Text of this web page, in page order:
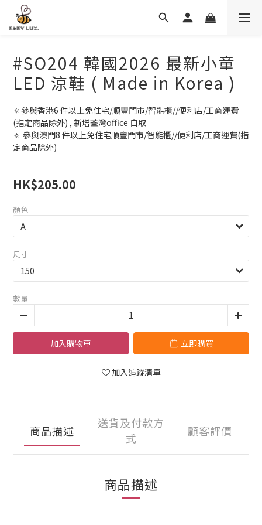
#SO204 韓國2026 最新小童
LED 涼鞋 ( Made in Korea )
🔅參與香港6 件以上免住宅/順豐門市/智能櫃//便利店/工商運費
(指定商品除外) , 新增荃灣office 自取
🔅 參與澳門8 件以上免住宅順豐門市/智能櫃//便利店/工商運費(指
定商品除外)
HK$205.00
顏色
尺寸
數量
加入購物車 立即購買
加入追蹤清單
商品描述
送貨及付款方
式
顧客評價
商品描述